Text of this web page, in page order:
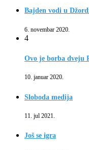
Bajden vodi u
6. novembar 2020.
4
Ovo je borba dveju
10. januar 2020.
Sloboda medija
11. jul 2021.
Još se igra